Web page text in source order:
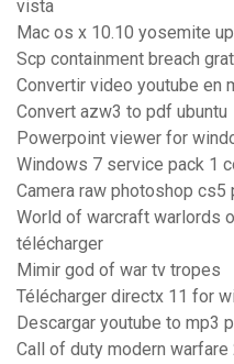
vista
Mac os x 10.10 yosemite
Scp containment breach
Convertir video youtube en
Convert azw3 to pdf ubuntu
Powerpoint viewer for
Windows 7 service pack 1
Camera raw photoshop cs5
World of warcraft warlords
télécharger
Mimir god of war tv tropes
Télécharger directx 11 for
Descargar youtube to mp3
Call of duty modern